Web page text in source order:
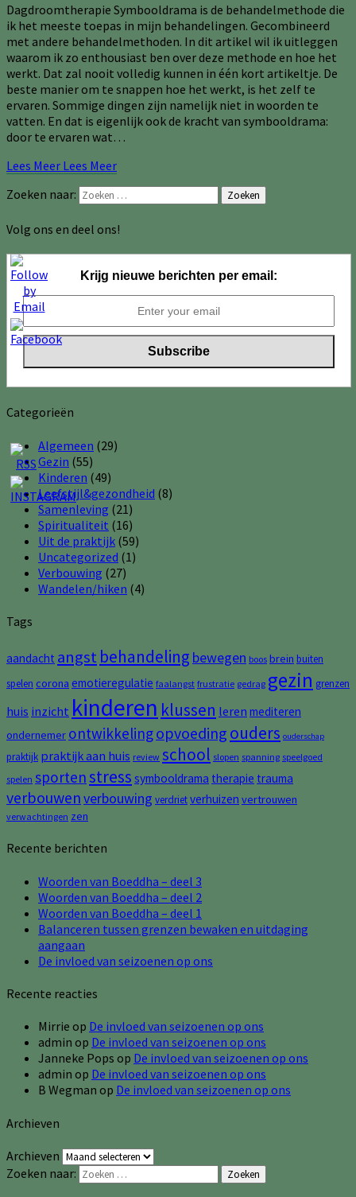
Dagdroomtherapie Symbooldrama is de behandelmethode die
ik het meeste toepas in mijn behandelingen. Gecombineerd
met andere behandelmethoden. In dit artikel wil ik uitleggen
waarom ik zo enthousiast ben over deze methode en hoe het
werkt. Dat zal nooit volledig kunnen in één kort artikeltje. De
beste manier om te snappen hoe het werkt, is het zelf te
ervaren. Sommige dingen zijn namelijk niet in woorden te
vatten. En dat is eigenlijk ook de kracht van symbooldrama:
door te ervaren wat…
Lees Meer Lees Meer
Zoeken naar:
Zoeken
Volg ons en deel ons!
Krijg nieuwe berichten per email:
Categorieën
Algemeen (29)
Gezin (55)
Kinderen (49)
Leefstijl&gezondheid (8)
Samenleving (21)
Spiritualiteit (16)
Uit de praktijk (59)
Uncategorized (1)
Verbouwing (27)
Wandelen/hiken (4)
Tags
aandacht angst behandeling bewegen boos brein buiten
spelen corona emotieregulatie faalangst frustratie gedrag gezin grenzen
huis inzicht kinderen klussen leren mediteren
ondernemer ontwikkelingopvoeding ouders ouderschap
praktijk praktijk aan huis review school slopen spanning speelgoed
spelen sportenstress symbooldrama therapie trauma
verbouwenverbouwing verdrietverhuizen vertrouwen
verwachtingen zen
Recente berichten
Woorden van Boeddha – deel 3
Woorden van Boeddha – deel 2
Woorden van Boeddha – deel 1
Balanceren tussen grenzen bewaken en uitdaging
aangaan
De invloed van seizoenen op ons
Recente reacties
Mirrie op De invloed van seizoenen op ons
admin op De invloed van seizoenen op ons
Janneke Pops op De invloed van seizoenen op ons
admin op De invloed van seizoenen op ons
B Wegman op De invloed van seizoenen op ons
Archieven
Archieven
Zoeken naar:
Zoeken